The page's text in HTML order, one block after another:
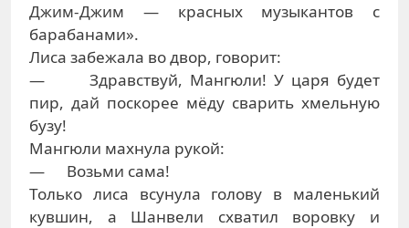
Джим-Джим — красных музыкантов с
барабанами».
Лиса забежала во двор, говорит:
— Здравствуй, Мангюли! У царя будет
пир, дай поскорее мёду сварить хмельную
бузу!
Мангюли махнула рукой:
— Возьми сама!
Только лиса всунула голову в маленький
кувшин, а Шанвели схватил воровку и